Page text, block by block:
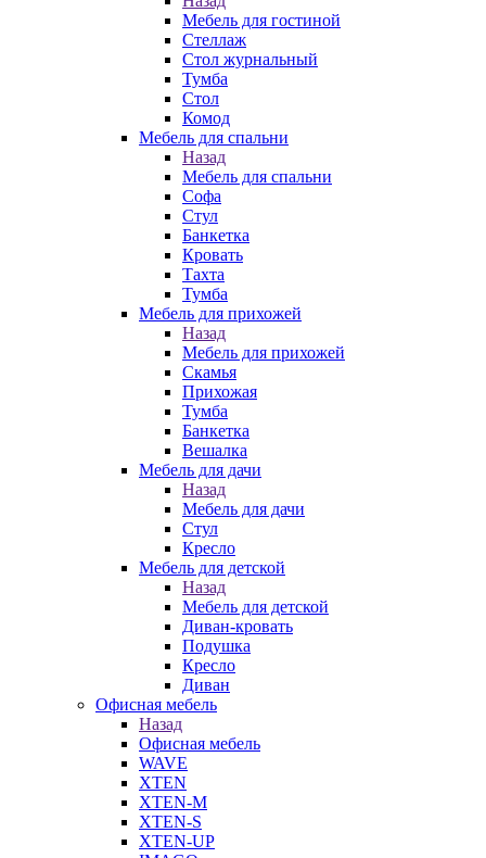
Мебель для гостиной
Стеллаж
Стол журнальный
Тумба
Стол
Комод
Мебель для спальни
Назад
Мебель для спальни
Софа
Стул
Банкетка
Кровать
Тахта
Тумба
Мебель для прихожей
Назад
Мебель для прихожей
Скамья
Прихожая
Тумба
Банкетка
Вешалка
Мебель для дачи
Назад
Мебель для дачи
Стул
Кресло
Мебель для детской
Назад
Мебель для детской
Диван-кровать
Подушка
Кресло
Диван
Офисная мебель
Назад
Офисная мебель
WAVE
XTEN
XTEN-M
XTEN-S
XTEN-UP